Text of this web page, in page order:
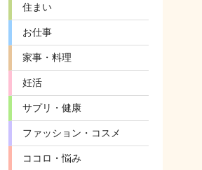
住まい
お仕事
家事・料理
妊活
サプリ・健康
ファッション・コスメ
ココロ・悩み